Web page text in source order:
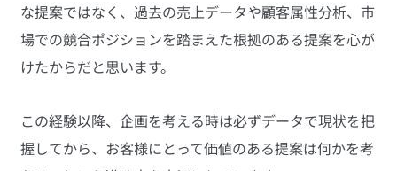
な提案ではなく、過去の売上データや顧客属性分析、市
場での競合ポジションを踏まえた根拠のある提案を心が
けたからだと思います。
この経験以降、企画を考える時は必ずデータで現状を把
握してから、お客様にとって価値のある提案は何かを考